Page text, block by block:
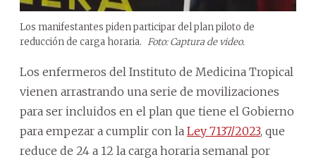
Los manifestantes piden participar del plan piloto de
reducción de carga horaria. Foto: Captura de video.
Los enfermeros del Instituto de Medicina Tropical
vienen arrastrando una serie de movilizaciones
para ser incluidos en el plan que tiene el Gobierno
para empezar a cumplir con la Ley 7137/2023, que
reduce de 24 a 12 la carga horaria semanal por